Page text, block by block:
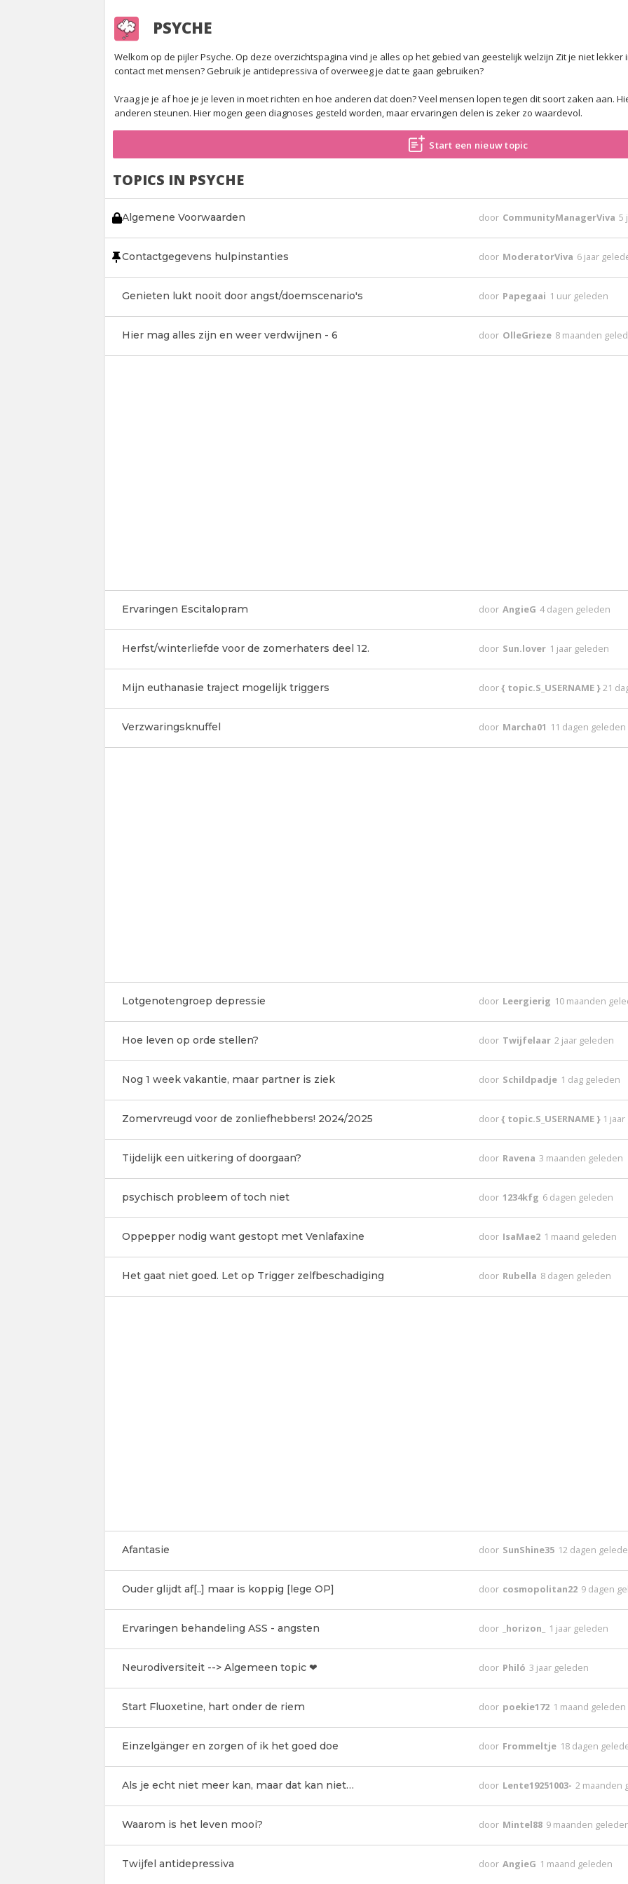
PSYCHE
Welkom op de pijler Psyche. Op deze overzichtspagina vind je alles op het gebied van geestelijk welzijn Zit je niet lekker
contact met mensen? Gebruik je antidepressiva of overweeg je dat te gaan gebruiken?
Vraag je je af hoe je je leven in moet richten en hoe anderen dat doen? Veel mensen lopen tegen dit soort zaken aan.
anderen steunen. Hier mogen geen diagnoses gesteld worden, maar ervaringen delen is zeker zo waardevol.
Start een nieuw topic
TOPICS IN PSYCHE
Algemene Voorwaarden door CommunityManagerViva 5
Contactgegevens hulpinstanties door ModeratorViva 6 jaar
Genieten lukt nooit door angst/doemscenario's door Papegaai 1 uur geleden
Hier mag alles zijn en weer verdwijnen - 6 door OlleGrieze 8 maanden
Ervaringen Escitalopram door AngieG 4 dagen geleden
Herfst/winterliefde voor de zomerhaters deel 12. door Sun.lover 1 jaar geleden
Mijn euthanasie traject mogelijk triggers door{ topic.S_USERNAME }21
Verzwaringsknuffel door Marcha01 11 dagen geleden
Lotgenotengroep depressie door Leergierig 10 maanden
Hoe leven op orde stellen? door Twijfelaar 2 jaar geleden
Nog 1 week vakantie, maar partner is ziek door Schildpadje 1 dag geleden
Zomervreugd voor de zonliefhebbers! 2024/2025 door{ topic.S_USERNAME } 1
Tijdelijk een uitkering of doorgaan? door Ravena 3 maanden geleden
psychisch probleem of toch niet door 1234kfg 6 dagen geleden
Oppepper nodig want gestopt met Venlafaxine door IsaMae2 1 maand geleden
Het gaat niet goed. Let op Trigger zelfbeschadiging door Rubella 8 dagen geleden
Afantasie door SunShine35 12 dagen
Ouder glijdt af[..] maar is koppig [lege OP] door cosmopolitan22 9 dagen
Ervaringen behandeling ASS - angsten door _horizon_ 1 jaar geleden
Neurodiversiteit --> Algemeen topic ❤ door Philó 3 jaar geleden
Start Fluoxetine, hart onder de riem door poekie172 1 maand geleden
Einzelgänger en zorgen of ik het goed doe door Frommeltje 18 dagen
Als je echt niet meer kan, maar dat kan niet… door Lente19251003- 2 maanden
Waarom is het leven mooi? door Mintel88 9 maanden
Twijfel antidepressiva door AngieG 1 maand geleden